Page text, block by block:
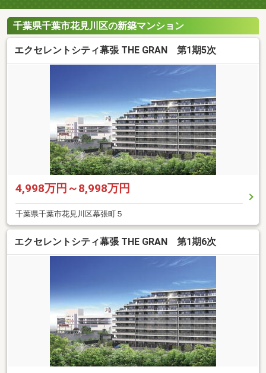
千葉県千葉市花見川区の新築マンション
エクセレントシティ幕張 THE GRAN 第1期5次
4,998万円～8,998万円
千葉県千葉市花見川区幕張町５
エクセレントシティ幕張 THE GRAN 第1期6次